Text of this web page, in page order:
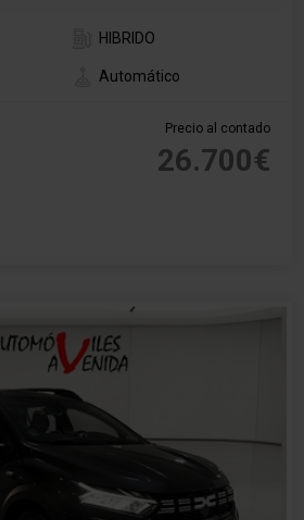
HIBRIDO
Automático
Precio al contado
26.700€